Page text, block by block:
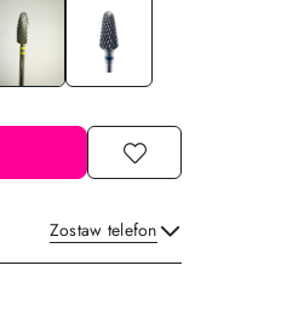
Zostaw telefon
Wyślij